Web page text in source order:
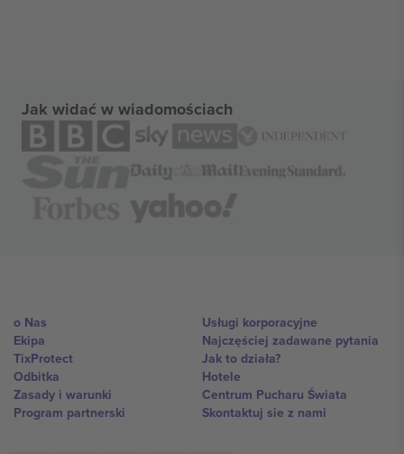
Jak widać w wiadomościach
o Nas
Ekipa
TixProtect
Odbitka
Zasady i warunki
Program partnerski
Usługi korporacyjne
Najczęściej zadawane pytania
Jak to działa?
Hotele
Centrum Pucharu Świata
Skontaktuj sie z nami